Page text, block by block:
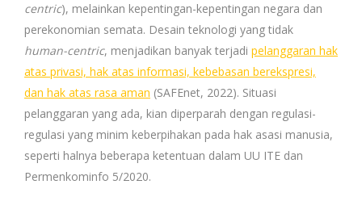
centric), melainkan kepentingan-kepentingan negara dan
perekonomian semata. Desain teknologi yang tidak
human-centric, menjadikan banyak terjadi pelanggaran hak
atas privasi, hak atas informasi, kebebasan berekspresi,
dan hak atas rasa aman (SAFEnet, 2022). Situasi
pelanggaran yang ada, kian diperparah dengan regulasi-
regulasi yang minim keberpihakan pada hak asasi manusia,
seperti halnya beberapa ketentuan dalam UU ITE dan
Permenkominfo 5/2020.